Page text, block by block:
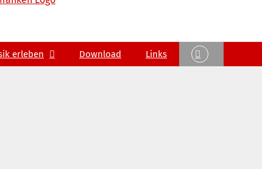
erleben Download Links